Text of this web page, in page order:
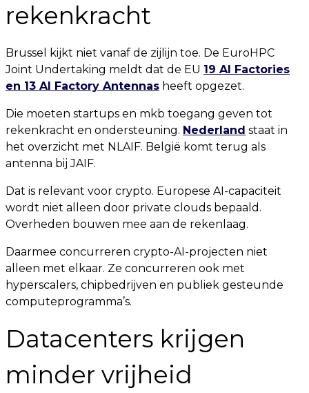
rekenkracht
Brussel kijkt niet vanaf de zijlijn toe. De EuroHPC
Joint Undertaking meldt dat de EU 19 AI Factories
en 13 AI Factory Antennas heeft opgezet.
Die moeten startups en mkb toegang geven tot
rekenkracht en ondersteuning. Nederland staat in
het overzicht met NLAIF. België komt terug als
antenna bij JAIF.
Dat is relevant voor crypto. Europese AI-capaciteit
wordt niet alleen door private clouds bepaald.
Overheden bouwen mee aan de rekenlaag.
Daarmee concurreren crypto-AI-projecten niet
alleen met elkaar. Ze concurreren ook met
hyperscalers, chipbedrijven en publiek gesteunde
computeprogramma’s.
Datacenters krijgen
minder vrijheid